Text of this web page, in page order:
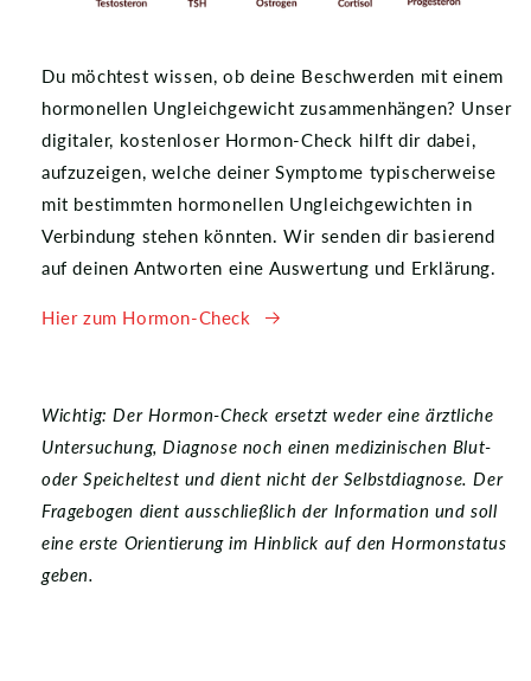
Du möchtest wissen, ob deine Beschwerden mit einem
hormonellen Ungleichgewicht zusammenhängen? Unser
digitaler, kostenloser Hormon-Check hilft dir dabei,
aufzuzeigen, welche deiner Symptome typischerweise
mit bestimmten hormonellen Ungleichgewichten in
Verbindung stehen könnten. Wir senden dir basierend
auf deinen Antworten eine Auswertung und Erklärung.
Hier zum Hormon-Check
Wichtig: Der Hormon-Check ersetzt weder eine ärztliche
Untersuchung, Diagnose noch einen medizinischen Blut-
oder Speicheltest und dient nicht der Selbstdiagnose. Der
Fragebogen dient ausschließlich der Information und soll
eine erste Orientierung im Hinblick auf den Hormonstatus
geben.